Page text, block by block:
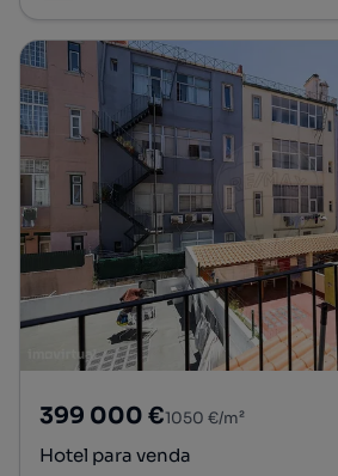
399 000 €1050 €/m²
Hotel para venda